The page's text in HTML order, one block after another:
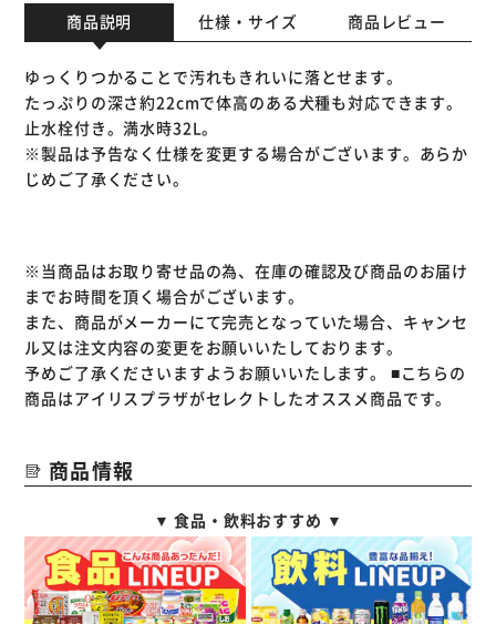
商品説明 仕様・サイズ 商品レビュー
ゆっくりつかることで汚れもきれいに落とせます。
たっぷりの深さ約22cmで体高のある犬種も対応できます。
止水栓付き。満水時32L。
※製品は予告なく仕様を変更する場合がございます。あらか
じめご了承ください。
※当商品はお取り寄せ品の為、在庫の確認及び商品のお届け
までお時間を頂く場合がございます。
また、商品がメーカーにて完売となっていた場合、キャンセ
ル又は注文内容の変更をお願いいたしております。
予めご了承くださいますようお願いいたします。 ■こちらの
商品はアイリスプラザがセレクトしたオススメ商品です。
商品情報
▼ 食品・飲料おすすめ ▼